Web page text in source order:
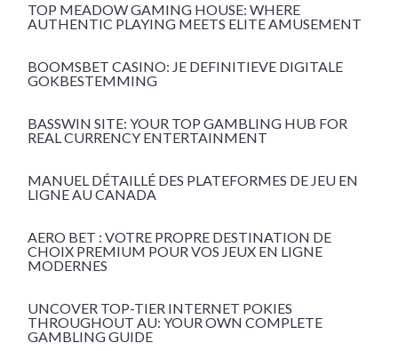
TOP MEADOW GAMING HOUSE: WHERE
AUTHENTIC PLAYING MEETS ELITE AMUSEMENT
BOOMSBET CASINO: JE DEFINITIEVE DIGITALE
GOKBESTEMMING
BASSWIN SITE: YOUR TOP GAMBLING HUB FOR
REAL CURRENCY ENTERTAINMENT
MANUEL DÉTAILLÉ DES PLATEFORMES DE JEU EN
LIGNE AU CANADA
AERO BET : VOTRE PROPRE DESTINATION DE
CHOIX PREMIUM POUR VOS JEUX EN LIGNE
MODERNES
UNCOVER TOP-TIER INTERNET POKIES
THROUGHOUT AU: YOUR OWN COMPLETE
GAMBLING GUIDE